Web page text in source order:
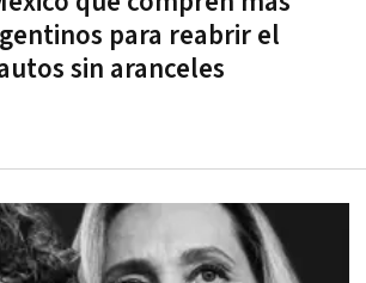
para reabrir el
sin aranceles